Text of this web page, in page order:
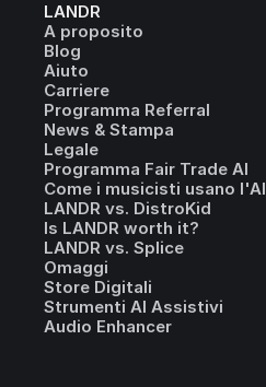
LANDR
A proposito
Blog
Aiuto
Carriere
Programma Referral
News & Stampa
Legale
Programma Fair Trade AI
Come i musicisti usano l'AI
LANDR vs. DistroKid
Is LANDR worth it?
LANDR vs. Splice
Omaggi
Store Digitali
Strumenti AI Assistivi
Audio Enhancer